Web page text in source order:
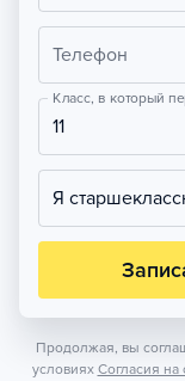
Телефон
Класс, в который
11
Я
Продолжая, вы
условиях Согласия